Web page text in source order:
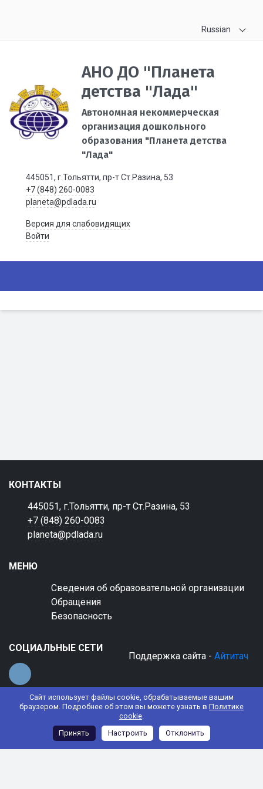
Сайт использует файлы cookie, обрабатываемые вашим
браузером. Подробнее об этом вы можете узнать в Политике
cookie.
Принять
Настроить Отклонить
Russian
АНО ДО "Планета
детства "Лада"
Автономная некоммерческая
организация дошкольного
образования "Планета детства
"Лада"
445051, г.Тольятти, пр-т Ст.Разина, 53
+7 (848) 260-0083
planeta@pdlada.ru
Версия для слабовидящих
Войти
КОНТАКТЫ
445051, г.Тольятти, пр-т Ст.Разина, 53
+7 (848) 260-0083
planeta@pdlada.ru
МЕНЮ
Сведения об образовательной организации
Обращения
Безопасность
СОЦИАЛЬНЫЕ СЕТИ
Поддержка сайта - Айтитач
© 2022 АНО ДО "Планета детства "Лада"